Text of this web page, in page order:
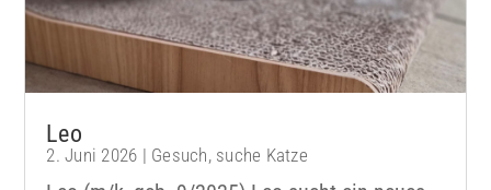
Leo
2. Juni 2026 | Gesuch, suche Katze